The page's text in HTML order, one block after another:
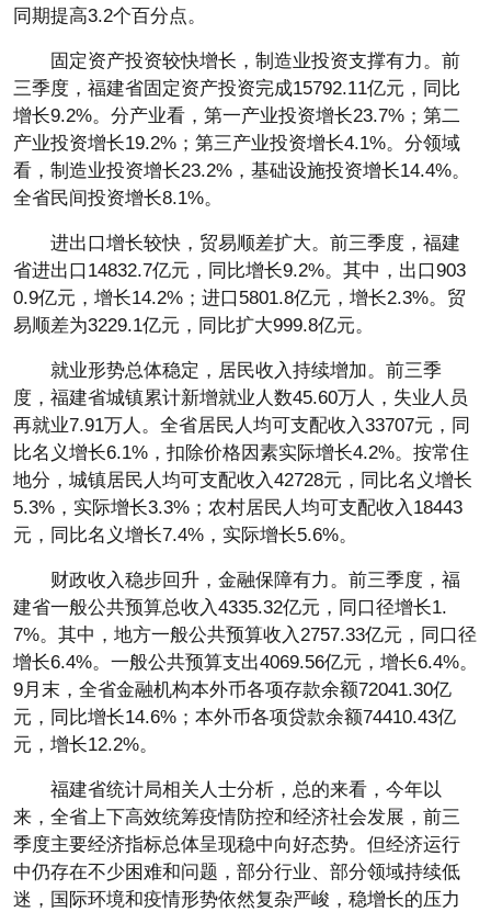
同期提高3.2个百分点。
固定资产投资较快增长，制造业投资支撑有力。前
三季度，福建省固定资产投资完成15792.11亿元，同比
增长9.2%。分产业看，第一产业投资增长23.7%；第二
产业投资增长19.2%；第三产业投资增长4.1%。分领域
看，制造业投资增长23.2%，基础设施投资增长14.4%。
全省民间投资增长8.1%。
进出口增长较快，贸易顺差扩大。前三季度，福建
省进出口14832.7亿元，同比增长9.2%。其中，出口903
0.9亿元，增长14.2%；进口5801.8亿元，增长2.3%。贸
易顺差为3229.1亿元，同比扩大999.8亿元。
就业形势总体稳定，居民收入持续增加。前三季
度，福建省城镇累计新增就业人数45.60万人，失业人员
再就业7.91万人。全省居民人均可支配收入33707元，同
比名义增长6.1%，扣除价格因素实际增长4.2%。按常住
地分，城镇居民人均可支配收入42728元，同比名义增长
5.3%，实际增长3.3%；农村居民人均可支配收入18443
元，同比名义增长7.4%，实际增长5.6%。
财政收入稳步回升，金融保障有力。前三季度，福
建省一般公共预算总收入4335.32亿元，同口径增长1.
7%。其中，地方一般公共预算收入2757.33亿元，同口径
增长6.4%。一般公共预算支出4069.56亿元，增长6.4%。
9月末，全省金融机构本外币各项存款余额72041.30亿
元，同比增长14.6%；本外币各项贷款余额74410.43亿
元，增长12.2%。
福建省统计局相关人士分析，总的来看，今年以
来，全省上下高效统筹疫情防控和经济社会发展，前三
季度主要经济指标总体呈现稳中向好态势。但经济运行
中仍存在不少困难和问题，部分行业、部分领域持续低
迷，国际环境和疫情形势依然复杂严峻，稳增长的压力